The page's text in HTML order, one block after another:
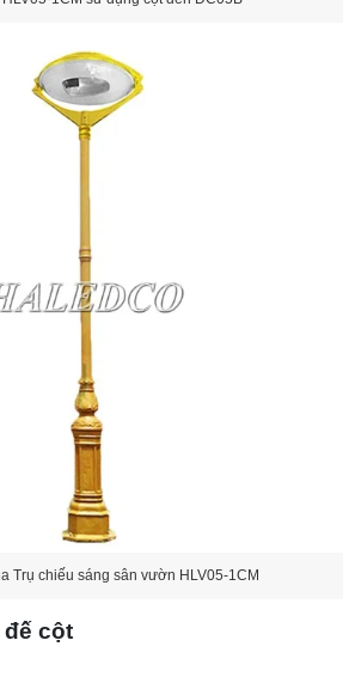
Trụ chiếu sáng sân vườn HLV05-1CM
đế cột